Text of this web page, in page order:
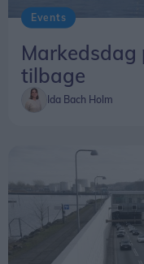
Events
Markedsdag
tilbage
Ida Bach Holm